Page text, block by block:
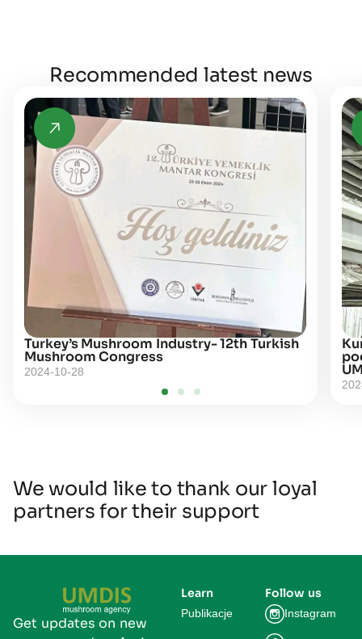
Recommended latest news
Turkey’s Mushroom Industry- 12th Turkish
Mushroom Congress
2024-10-28
We would like to thank our loyal
partners for their support
Get updates on new
Learn
Publikacje
Follow us
Instagram